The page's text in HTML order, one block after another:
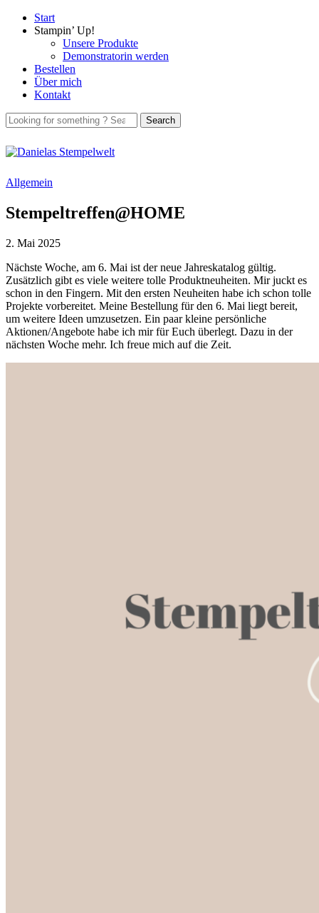
Start
Stampin’ Up!
Unsere Produkte
Demonstratorin werden
Bestellen
Über mich
Kontakt
Allgemein
Stempeltreffen@HOME
2. Mai 2025
Nächste Woche, am 6. Mai ist der neue Jahreskatalog gültig.
Zusätzlich gibt es viele weitere tolle Produktneuheiten. Mir juckt es
schon in den Fingern. Mit den ersten Neuheiten habe ich schon tolle
Projekte vorbereitet. Meine Bestellung für den 6. Mai liegt bereit,
um weitere Ideen umzusetzen. Ein paar kleine persönliche
Aktionen/Angebote habe ich mir für Euch überlegt. Dazu in der
nächsten Woche mehr. Ich freue mich auf die Zeit.